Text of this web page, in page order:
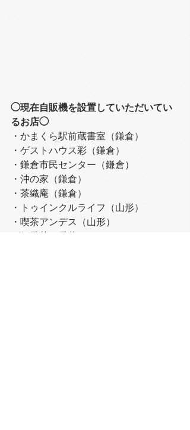
◯現在自販機を設置していただいてい
るお店◯
・かまくら駅前蔵書室（鎌倉）
・ゲストハウス彩（鎌倉）
・鎌倉市民センター（鎌倉）
・沖の家（鎌倉）
・茶織庵（鎌倉）
・トゥインクルライフ（山形）
・喫茶アンデス（山形）
・無愛荘（千葉）